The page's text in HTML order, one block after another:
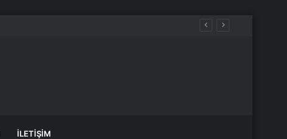
İLETIŞIM